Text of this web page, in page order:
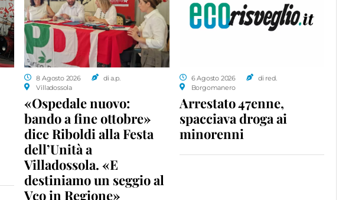
8 Agosto 2026
di a.p.
Villadossola
«Ospedale nuovo:
bando a fine ottobre»
dice Riboldi alla Festa
dell’Unità a
Villadossola. «E
destiniamo un seggio al
Vco in Regione»
6 Agosto 2026
di red.
Borgomanero
Arrestato 47enne,
spacciava droga ai
minorenni